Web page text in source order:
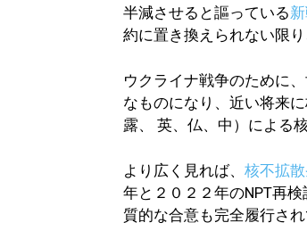
半減させると謳っている
約に置き換えられない限
ウクライナ戦争のために
なものになり、近い将来
露、 英、仏、中）による
より広く見れば、 核不拡散
年と２０２２年のNPT再
質的な合意も完全履行され